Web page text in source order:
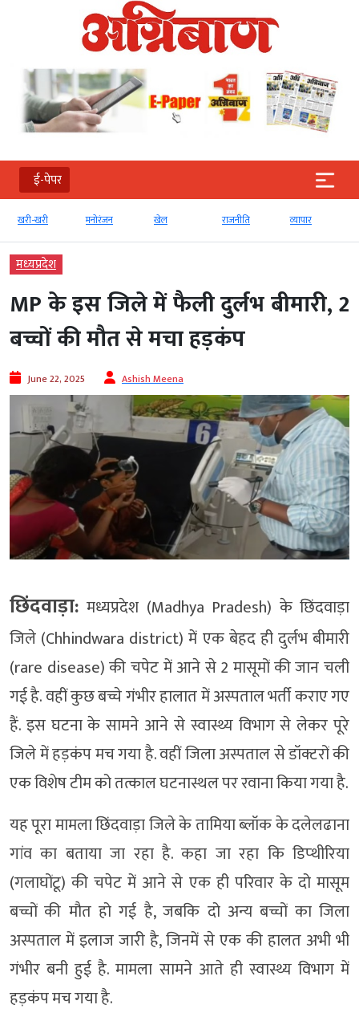
ई-पेपर
खरी-खरी मनोरंजन खेल राजनीति व्‍यापार
मध्‍यप्रदेश
MP के इस जिले में फैली दुर्लभ बीमारी, 2
बच्चों की मौत से मचा हड़कंप
June 22, 2025 Ashish Meena
छिंदवाड़ा: मध्यप्रदेश (Madhya Pradesh) के छिंदवाड़ा
जिले (Chhindwara district) में एक बेहद ही दुर्लभ बीमारी
(rare disease) की चपेट में आने से 2 मासूमों की जान चली
गई है. वहीं कुछ बच्चे गंभीर हालात में अस्पताल भर्ती कराए गए
हैं. इस घटना के सामने आने से स्वास्थ्य विभाग से लेकर पूरे
जिले में हड़कंप मच गया है. वहीं जिला अस्पताल से डॉक्टरों की
एक विशेष टीम को तत्काल घटनास्थल पर रवाना किया गया है.
यह पूरा मामला छिंदवाड़ा जिले के तामिया ब्लॉक के दलेलढाना
गांव का बताया जा रहा है. कहा जा रहा कि डिप्थीरिया
(गलाघोंटू) की चपेट में आने से एक ही परिवार के दो मासूम
बच्चों की मौत हो गई है, जबकि दो अन्य बच्चों का जिला
अस्पताल में इलाज जारी है, जिनमें से एक की हालत अभी भी
गंभीर बनी हुई है. मामला सामने आते ही स्वास्थ्य विभाग में
हड़कंप मच गया है.